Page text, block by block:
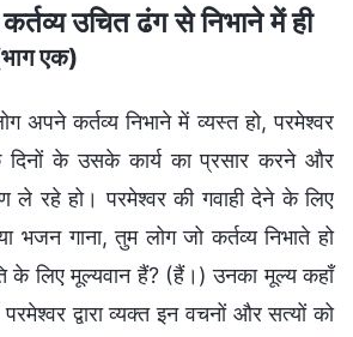
उचित ढंग से निभाने में ही
एक)
अपने कर्तव्य निभाने में व्यस्त हो, परमेश्वर
के उसके कार्य का प्रसार करने और
ले रहे हो। परमेश्वर की गवाही देने के लिए
भजन गाना, तुम लोग जो कर्तव्य निभाते हो
के लिए मूल्यवान हैं? (हैं।) उनका मूल्य कहाँ
द्वारा व्यक्त इन वचनों और सत्यों को